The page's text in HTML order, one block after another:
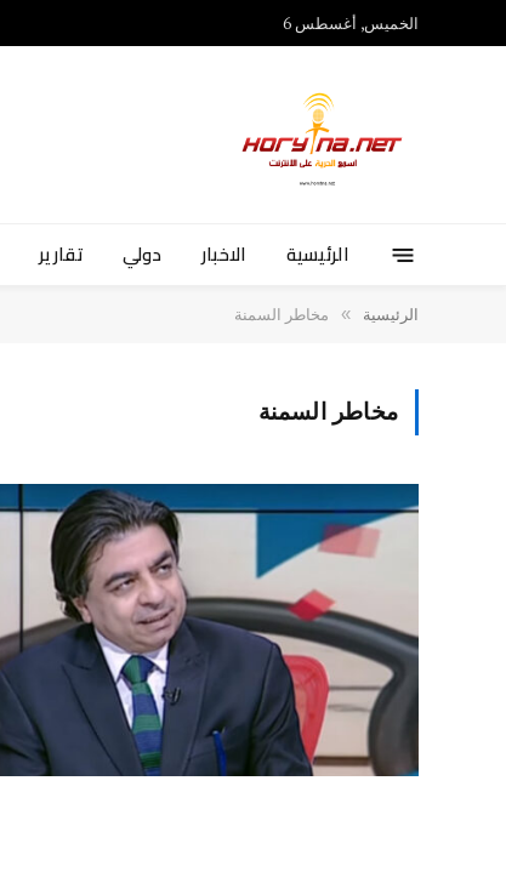
الخميس, أغسطس 6
الرئيسية الاخبار دولي تقارير
الرئيسية » مخاطر السمنة
مخاطر السمنة